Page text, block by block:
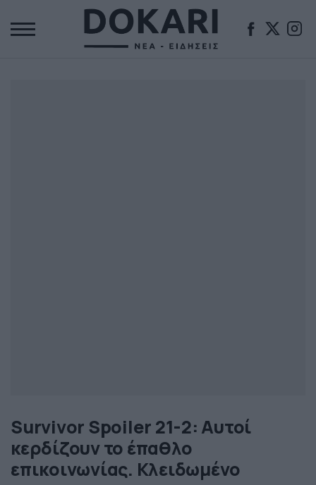
Survivor Spoiler 21-2: Αυτοί
κερδίζουν το έπαθλο
επικοινωνίας. Κλειδωμένο